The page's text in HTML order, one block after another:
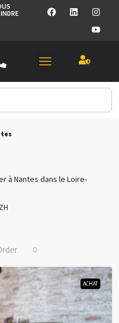
à Nantes dans le Loire-
ACHAT